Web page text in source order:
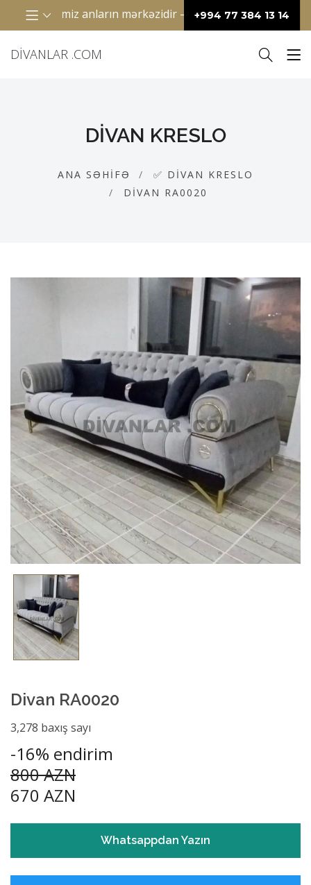
keçirdiyimiz anların mərkəzidir – televizor qarşısında
+994 77 384 13 14
DIVANLAR .COM
DIVAN KRESLO
ANA SƏHIFƏ
✅ DIVAN KRESLO
DIVAN RA0020
Divan RA0020
3,278 baxış sayı
-16% endirim
800 AZN
670 AZN
Whatsappdan Yazın